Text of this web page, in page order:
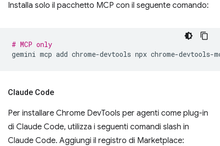
Installa solo il pacchetto MCP con il seguente comando:
# MCP only
gemini mcp add chrome-devtools npx
Claude Code
Per installare Chrome DevTools per agenti come plug-in
di Claude Code, utilizza i seguenti comandi slash in
Claude Code. Aggiungi il registro di Marketplace: